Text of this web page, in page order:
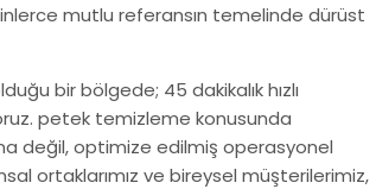
mutlu referansın temelinde dürüst
bir bölgede; 45 dakikalık hızlı
petek temizleme konusunda
değil, optimize edilmiş operasyonel
ortaklarımız ve bireysel müşterilerimiz,